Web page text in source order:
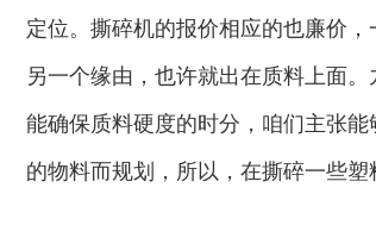
定位。撕碎机的报价相应的也廉价
另一个缘由，也许就出在质料上面
能确保质料硬度的时分，咱们主张
的物料而规划，所以，在撕碎一些塑
秸秆沼气处理设备... 废